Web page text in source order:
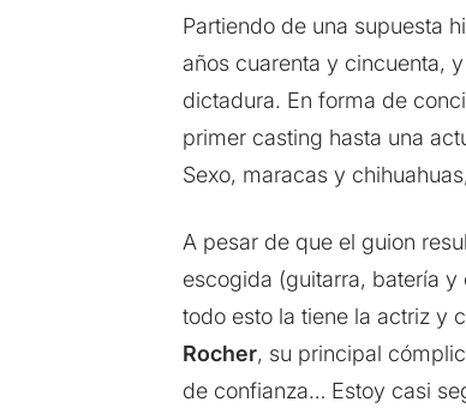
Partiendo de una supuesta
años cuarenta y cincuenta,
dictadura. En forma de
primer casting hasta una
Sexo, maracas y
A pesar de que el guion
escogida (guitarra, batería
todo esto la tiene la actriz y
Rocher, su principal
de confianza… Estoy casi